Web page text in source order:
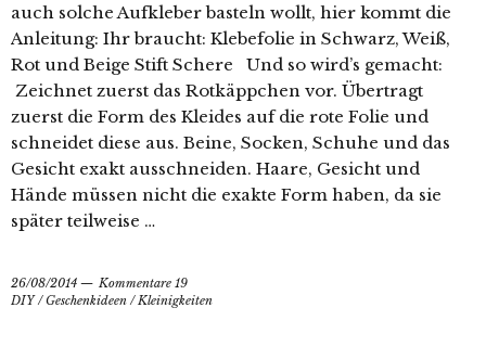
auch solche Aufkleber basteln wollt, hier kommt die
Anleitung: Ihr braucht: Klebefolie in Schwarz, Weiß,
Rot und Beige Stift Schere Und so wird’s gemacht:
Zeichnet zuerst das Rotkäppchen vor. Übertragt
zuerst die Form des Kleides auf die rote Folie und
schneidet diese aus. Beine, Socken, Schuhe und das
Gesicht exakt ausschneiden. Haare, Gesicht und
Hände müssen nicht die exakte Form haben, da sie
später teilweise …
26/08/2014
Kommentare 19
DIY/Geschenkideen /Kleinigkeiten